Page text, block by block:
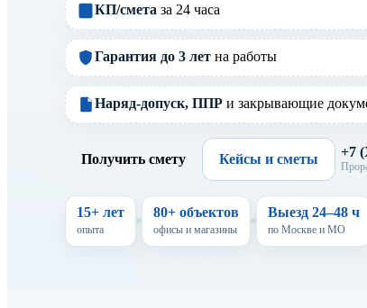
КП/смета за 24 часа
Гарантия до 3 лет на работы
Наряд-допуск, ППР и закрывающие
Получить смету Кейсы и сметы +7
15+ лет
опыта
80+ объектов
офисы и магазины
Выезд 24–48 ч
по Москве и МО